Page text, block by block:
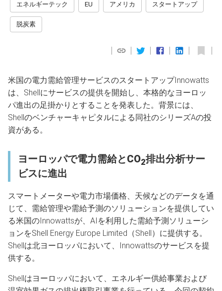
エネルギーテック EU アメリカ スタートアップ
脱炭素
米国の電力需給管理サービスのスタートアップInnowatts
は、Shellにサービスの提供を開始し、本格的なヨーロッ
パ進出の足掛かりとすることを発表した。背景には、
Shellのベンチャーキャピタルによる同社のシリーズAの投
資がある。
ヨーロッパで電力需給とCO2排出分析サー
ビスに進出
スマートメーターや電力市場価格、天候などのデータを通
じて、需給管理や需給予測のソリューションを提供してい
る米国のInnowattsが、AIを利用した需給予測ソリューシ
ョンをShell Energy Europe Limited（Shell）に提供する。
Shellは北ヨーロッパにおいて、Innowattsのサービスを提
供する。
Shellはヨーロッパにおいて、エネルギー供給事業および